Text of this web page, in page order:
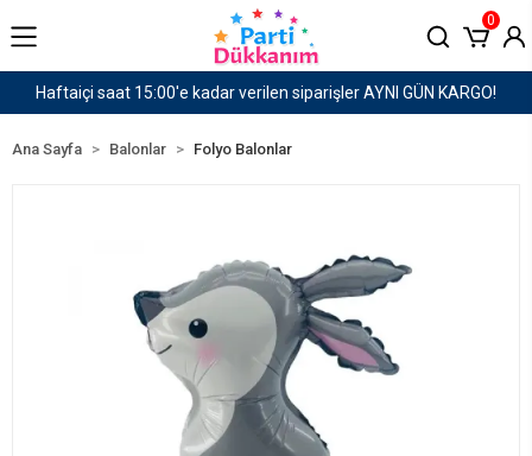
KARGO! 1500 TL ve Üzeri Kargo Ücretsiz!
0
Ana Sayfa Balonlar Folyo Balonlar